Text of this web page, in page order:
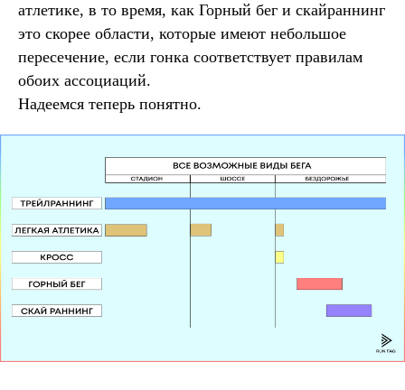
атлетике, в то время, как Горный бег и скайраннинг
это скорее области, которые имеют небольшое
пересечение, если гонка соответствует правилам
обоих ассоциаций.
Надеемся теперь понятно.